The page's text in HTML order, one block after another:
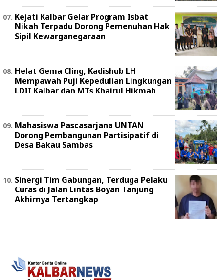
Kejati Kalbar Gelar Program Isbat
Nikah Terpadu Dorong Pemenuhan Hak
Sipil Kewarganegaraan
Helat Gema Cling, Kadishub LH
Mempawah Puji Kepedulian Lingkungan
LDII Kalbar dan MTs Khairul Hikmah
Mahasiswa Pascasarjana UNTAN
Dorong Pembangunan Partisipatif di
Desa Bakau Sambas
Sinergi Tim Gabungan, Terduga Pelaku
Curas di Jalan Lintas Boyan Tanjung
Akhirnya Tertangkap